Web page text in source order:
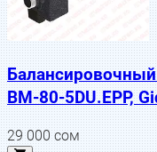
BM-80-5DU.EPP,
29 000сом